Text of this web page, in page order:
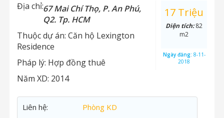
Địa chỉ:67 Mai Chí Thọ, P. An Phú,
Q2. Tp. HCM
Thuộc dự án: Căn hộ Lexington
Residence
Pháp lý: Hợp đồng thuê
Năm XD: 2014
17 Triệu
Diện tích:82
m2
Ngày đăng: 8-11-
2018
Liên hệ:
Phòng KD